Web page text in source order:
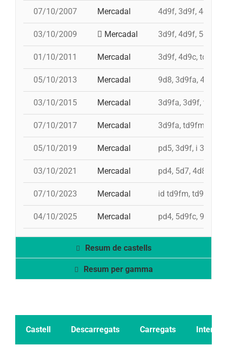
07/10/2007 Mercadal 4d9f, 3d9f, 4d8a,
03/10/2009 Mercadal 3d9f, 4d9f, 5d8a,
01/10/2011 Mercadal 3d9f, 4d9c, td8f,
05/10/2013 Mercadal 9d8, 3d9fa, 4d9f,
03/10/2015 Mercadal 3d9fa, 3d9f,
07/10/2017 Mercadal 3d9fa, td9fm, td8,
05/10/2019 Mercadal pd5, 3d9f, i 3d9fa,
03/10/2021 Mercadal pd4, 5d7, 4d8,
07/10/2023 Mercadal id td9fm, td9fm,
04/10/2025 Mercadal pd4, 5d9fc, 9d8,
Resum de castells
Resum per gamma
Castell Descarregats Carregats Intents